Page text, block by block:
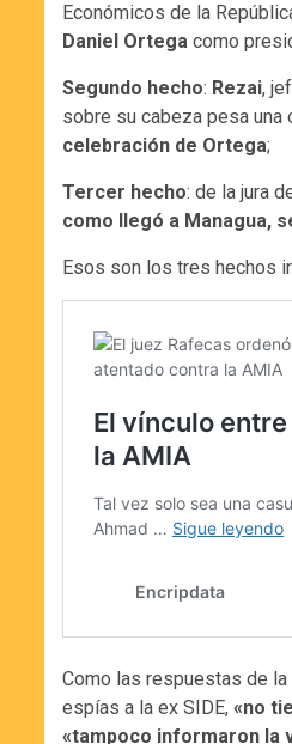
Económicos de la
Daniel Ortega como
Segundo hecho: Rezai,
sobre su cabeza pesa una
celebración de Ortega;
Tercer hecho: de la jura
como llegó a Managua,
Esos son los tres hechos
Como las respuestas de
espías a la ex SIDE, «no
«tampoco informaron la